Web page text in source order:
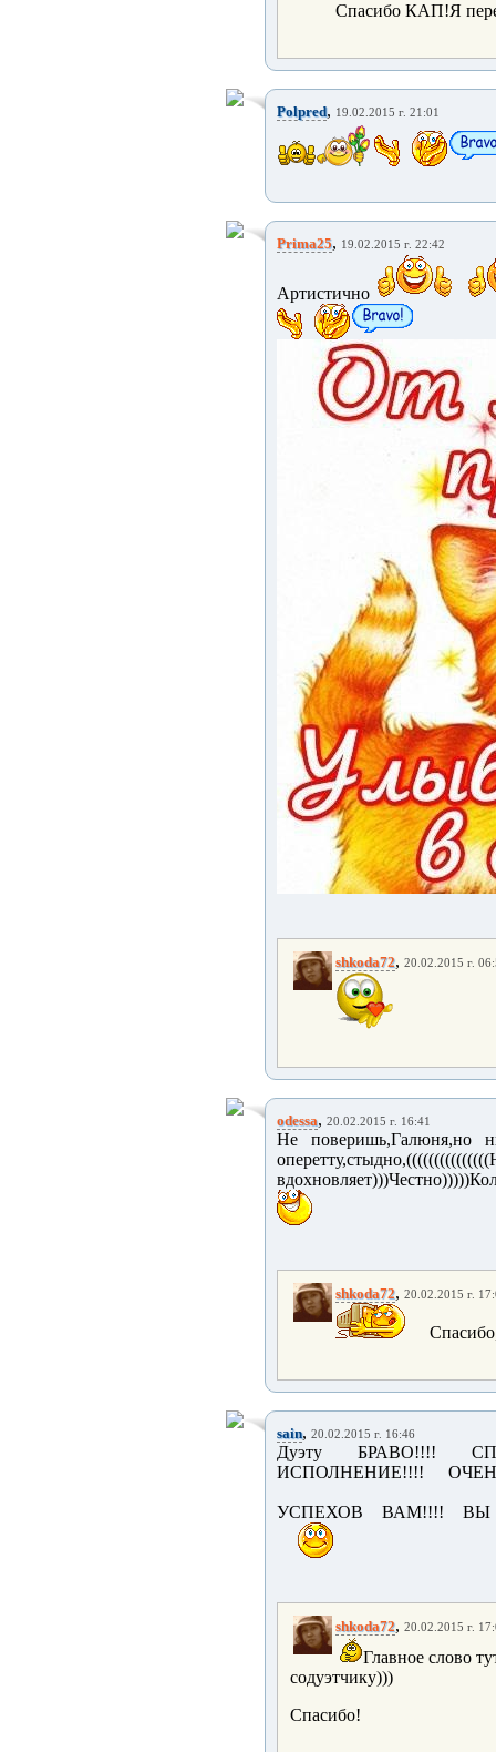
Спасибо КАП!Я
Polpred, 19.02.2015 г. 21:01
Prima25, 19.02.2015 г. 22:42
Артистично
shkoda72, 20.02.2015 г.
odessa, 20.02.2015 г. 16:41
Не поверишь,Галюня,но
shkoda72, 20.02.2015 г.
sain, 20.02.2015 г. 16:46
Дуэту БРАВО!!!!
ИСПОЛНЕНИЕ!!!!
УСПЕХОВ ВАМ!!!! ВЫ
shkoda72, 20.02.2015 г.
Главное слово
содуэтчику)))
Спасибо!